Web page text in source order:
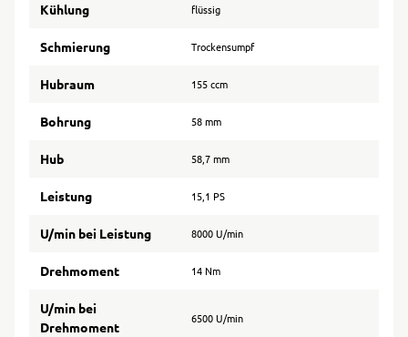
Kühlung flüssig
Schmierung Trockensumpf
Hubraum 155 ccm
Bohrung 58 mm
Hub 58,7 mm
Leistung 15,1 PS
U/min bei Leistung 8000 U/min
Drehmoment 14 Nm
U/min bei
Drehmoment
6500 U/min